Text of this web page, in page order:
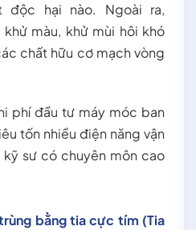
độc hại nào. Ngoài ra,
màu, khử mùi hôi khó
chất hữu cơ mạch vòng
phí đầu tư máy móc ban
tốn nhiều điện năng vận
kỹ sư có chuyên môn cao
bằng tia cực tím (Tia